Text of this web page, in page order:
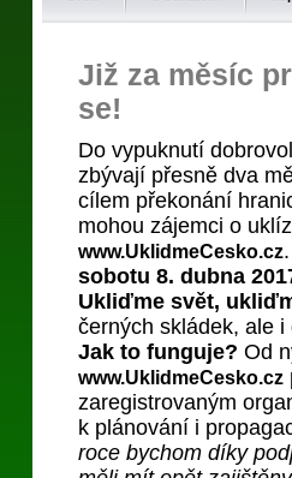
Již za měsíc
se!
Do vypuknutí
zbývají přesně dva
cílem překonání
mohou zájemci o
www.UklidmeCesko.cz
sobotu 8. dubna
Ukliďme svět,
černých skládek, ale
Jak to funguje? Od
www.UklidmeCesko.cz
zaregistrovaným
k plánování i
roce bychom díky